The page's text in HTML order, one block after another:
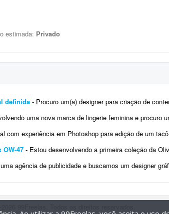
estimada: Privado
definida - Procuro um(a) designer para criação de conteúdo para redes sociais da agência HOT.
nova marca de lingerie feminina e procuro uma designer de moda para criar o primeiro
em Photoshop para edição de um tacômetro (RPM). Estou desenvolvendo
47 - Estou desenvolvendo a primeira coleção da Olivia Williams, uma marca brasileira de
de publicidade e buscamos um designer gráfico para uma demanda recorrente